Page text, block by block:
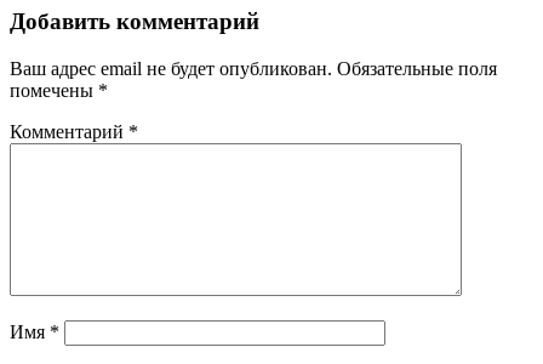
Добавить комментарий
Ваш адрес email не будет опубликован. Обязательные поля
помечены *
Комментарий *
Имя *